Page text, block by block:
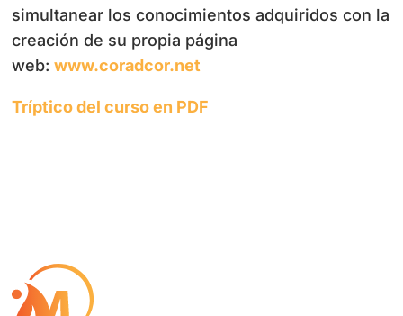
simultanear los conocimientos adquiridos con la
creación de su propia página
web:www.coradcor.net
Tríptico del curso en PDF